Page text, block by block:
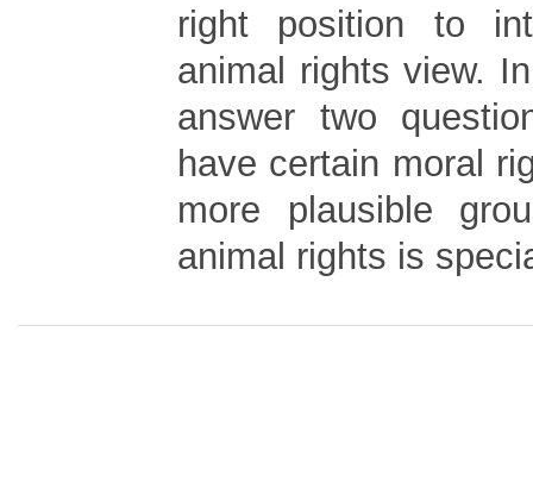
right position to
animal rights view.
answer two
have certain moral
more plausible
animal rights is